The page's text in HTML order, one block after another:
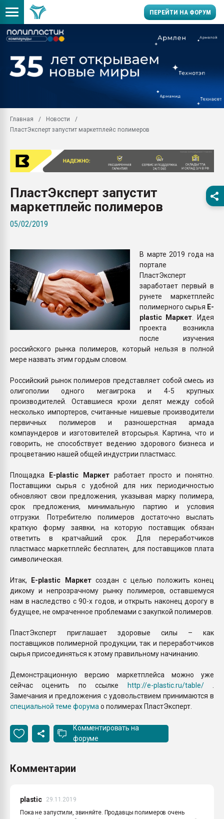
ПЕРЕЙТИ НА ФОРУМ
Вакуум-формовочные
28.07.2026
Всё, что касается
бутылок
Материал поверхности
вакуумного
ПЕРЕЙТИ НА
Главная
Новости
ПластЭксперт запустит маркетплейс полимеров
ПластЭксперт запустит
маркетплейс полимеров
05/02/2019
В марте 2019 года на
портале
ПластЭксперт
заработает первый в
рунете маркетплейс
полимерного сырья E-
plastic Маркет . Идея
проекта возникла
после изучения
российского рынка полимеров, который нельзя в полной
мере назвать этим гордым словом.
Российский рынок полимеров представляет собой смесь из
олигополии одного мегаигрока и 4-5 крупных
производителей. Оставшиеся крохи делят между собой
несколько импортеров, считанные нишевые производители
первичных полимеров и разношерстная армада
компаундеров и изготовителей вторсырья. Картина, что и
говорить, не способствует ведению здорового бизнеса и
процветанию нашей общей индустрии пластмасс.
Площадка E-plastic Маркетработает просто и понятно.
Поставщики сырья с удобной для них периодичностью
обновляют свои предложения, указывая марку полимера,
срок предложения, минимальную партию и условия
отгрузки. Потребителю полимеров достаточно выслать
краткую форму заявки, на которую поставщик обязан
ответить в кратчайший срок. Для переработчиков
пластмасс маркетплейс бесплатен, для поставщиков плата
символическая.
Итак, E-plastic Маркетсоздан с целью положить конец
дикому и непрозрачному рынку полимеров, оставшемуся
нам в наследство с 90-х годов, и открыть наконец дорогу в
будущее, не омраченное проблемами с закупкой полимеров.
ПластЭксперт приглашает здоровые силы – как
поставщиков полимерной продукции, так и переработчиков
сырья присоединяться к этому правильному начинанию.
Демонстрационную версию маркетплейса можно уже
сейчас оценить по ссылке http://e-plastic.ru/table/.
Замечания и предложения с удовольствием принимаются в
специальной теме форума о полимерах ПластЭксперт.
Комментировать на
форуме
Комментарии
plastic
29.11.2019
Пока не запустили, звиняйте. Продавцы полимеров очень